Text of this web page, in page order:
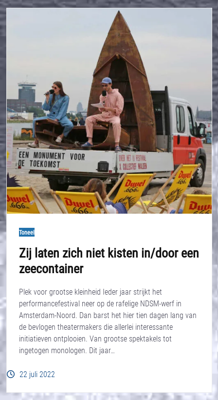
Toneel
Zij laten zich niet kisten in/door een
zeecontainer
Plek voor grootse kleinheid Ieder jaar strijkt het
performancefestival neer op de rafelige NDSM-werf in
Amsterdam-Noord. Dan barst het hier tien dagen lang van
de bevlogen theatermakers die allerlei interessante
initiatieven ontplooien. Van grootse spektakels tot
ingetogen monologen. Dit jaar…
22 juli 2022